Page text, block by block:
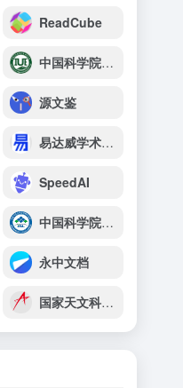
ReadCube
中国科学院城市环境研究所
源文鉴
易达威学术出版社-学术期刊
SpeedAI
中国科学院青海盐湖研究所
永中文档
国家天文科学数据中心